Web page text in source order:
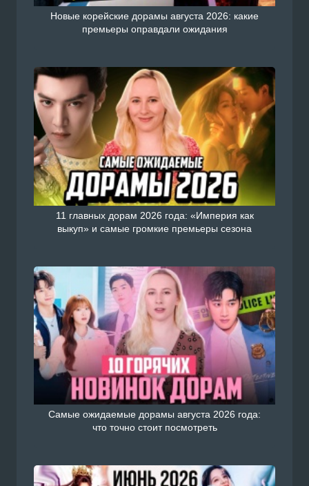
Новые корейские дорамы августа 2026: какие
премьеры оправдали ожидания
11 главных дорам 2026 года: «Империя как
выкуп» и самые громкие премьеры сезона
Самые ожидаемые дорамы августа 2026 года:
что точно стоит посмотреть